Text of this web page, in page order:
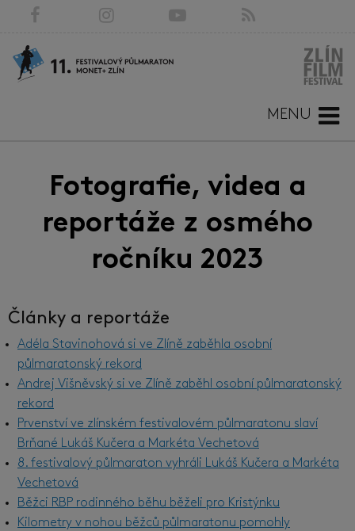
MENU
Fotografie, videa a
reportáže z osmého
ročníku 2023
Články a reportáže
Adéla Stavinohová si ve Zlíně zaběhla osobní
půlmaratonský rekord
Andrej Višněvský si ve Zlíně zaběhl osobní půlmaratonský
rekord
Prvenství ve zlínském festivalovém půlmaratonu slaví
Brňané Lukáš Kučera a Markéta Vechetová
8. festivalový půlmaraton vyhráli Lukáš Kučera a Markéta
Vechetová
Běžci RBP rodinného běhu běželi pro Kristýnku
Kilometry v nohou běžců půlmaratonu pomohly